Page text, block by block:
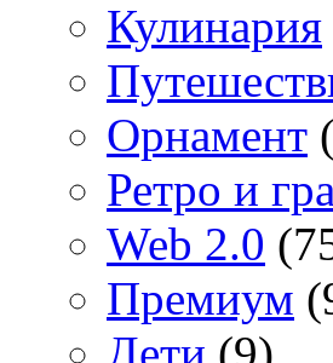
Кулинария
Орнамент
Ретро и
Web 2.0
Премиум